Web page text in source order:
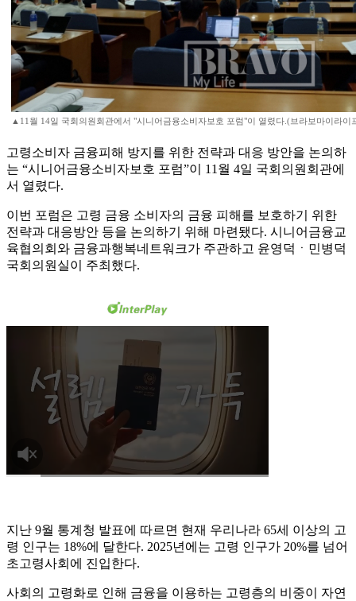
▲11월 14일 국회의원회관에서 "시니어금융소비자보호 포럼"이 열렸다.(브라보마이라이
고령소비자 금융피해 방지를 위한 전략과 대응 방안을 논의하
는 “시니어금융소비자보호 포럼”이 11월 4일 국회의원회관에
서 열렸다.
이번 포럼은 고령 금융 소비자의 금융 피해를 보호하기 위한
전략과 대응방안 등을 논의하기 위해 마련됐다. 시니어금융교
육협의회와 금융과행복네트워크가 주관하고 윤영덕ㆍ민병덕
국회의원실이 주최했다.
지난 9월 통계청 발표에 따르면 현재 우리나라 65세 이상의 고
령 인구는 18%에 달한다. 2025년에는 고령 인구가 20%를 넘어
초고령사회에 진입한다.
사회의 고령화로 인해 금융을 이용하는 고령층의 비중이 자연